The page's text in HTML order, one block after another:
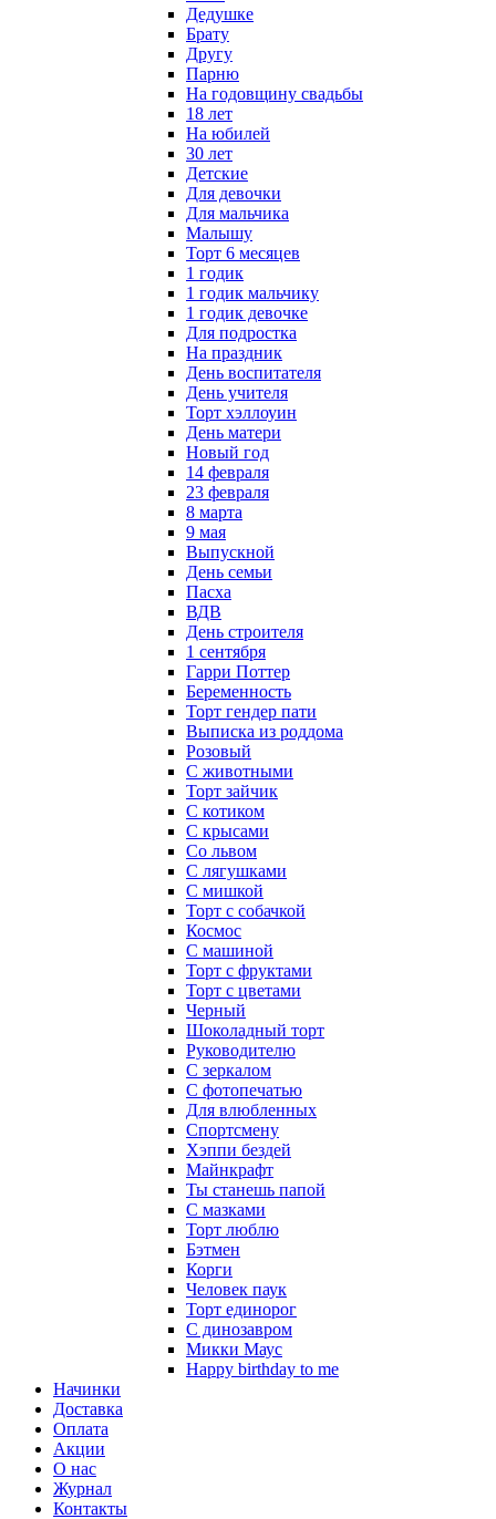
Дедушке
Брату
Другу
Парню
На годовщину свадьбы
18 лет
На юбилей
30 лет
Детские
Для девочки
Для мальчика
Малышу
Торт 6 месяцев
1 годик
1 годик мальчику
1 годик девочке
Для подростка
На праздник
День воспитателя
День учителя
Торт хэллоуин
День матери
Новый год
14 февраля
23 февраля
8 марта
9 мая
Выпускной
День семьи
Пасха
ВДВ
День строителя
1 сентября
Гарри Поттер
Беременность
Торт гендер пати
Выписка из роддома
Розовый
С животными
Торт зайчик
С котиком
С крысами
Со львом
С лягушками
С мишкой
Торт с собачкой
Космос
С машиной
Торт с фруктами
Торт с цветами
Черный
Шоколадный торт
Руководителю
С зеркалом
С фотопечатью
Для влюбленных
Спортсмену
Хэппи бездей
Майнкрафт
Ты станешь папой
С мазками
Торт люблю
Бэтмен
Корги
Человек паук
Торт единорог
С динозавром
Микки Маус
Happy birthday to me
Начинки
Доставка
Оплата
Акции
О нас
Журнал
Контакты